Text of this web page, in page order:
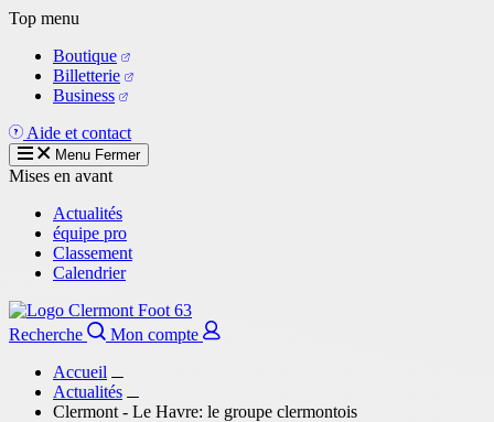
Aller
contenu
principal
Top menu
Boutique
Billetterie
Business
Aide et contact
Menu Fermer
Mises en avant
Actualités
équipe pro
Classement
Calendrier
Recherche
Mon compte
Accueil
Actualités
Clermont - Le Havre: le groupe clermontois